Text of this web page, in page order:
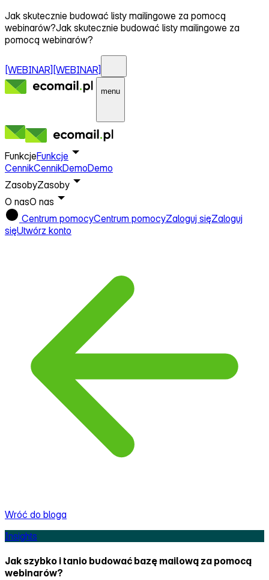
Jak skutecznie budować listy mailingowe za pomocą
webinarów?Jak skutecznie budować listy mailingowe za
pomocą webinarów?
[WEBINAR] [WEBINAR]
menu
FunkcjeFunkcje
CennikCennikDemoDemo
ZasobyZasoby
O nasO nas
Centrum pomocyCentrum pomocyZaloguj sięZaloguj
sięUtwórz konto
Wróć do bloga
Insights
Jak szybko i tanio budować bazę mailową za pomocą
webinarów?